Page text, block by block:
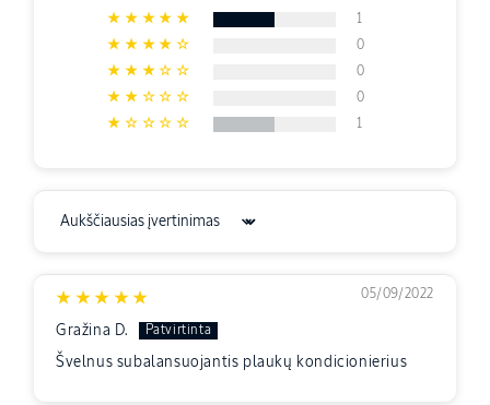
1
0
0
0
1
Sort by
05/09/2022
Gražina D.
Švelnus subalansuojantis plaukų kondicionierius